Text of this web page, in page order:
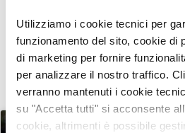
Utilizziamo i cookie tecnici per
funzionamento del sito, cookie di
di marketing per fornire
per analizzare il nostro traffico.
verranno mantenuti i cookie
su "Accetta tutti" si acconsente
cookie, altrimenti è possibile
BLOG POST
Ordina per: Date